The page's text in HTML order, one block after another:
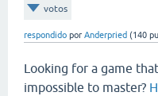
votos
respondido por Anderpried (140
Looking for a game
impossible to master?